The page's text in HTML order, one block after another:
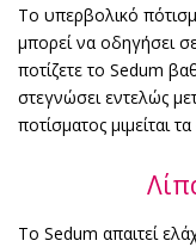
Το υπερβολικό
μπορεί να οδηγήσει
ποτίζετε το Sedum
στεγνώσει εντελώς
ποτίσματος μιμείται
Το Sedum απαιτεί